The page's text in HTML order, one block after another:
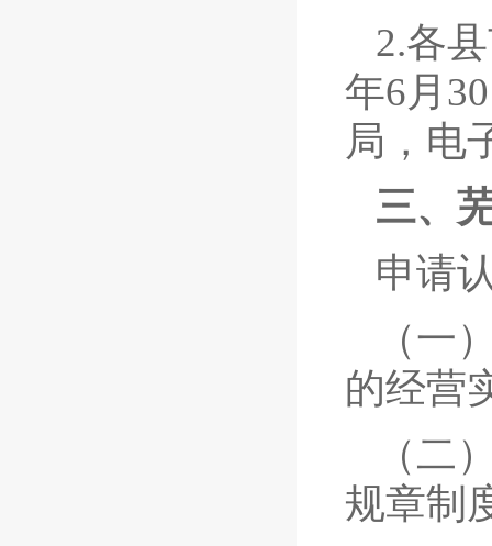
2.各
年6月
局，电
三、
申请
（一
的经营
（二
规章制